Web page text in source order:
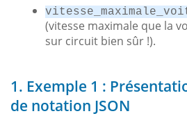
(vitesse maximale que la
sur circuit bien sûr !).
1. Exemple 1 :
de notation JSON